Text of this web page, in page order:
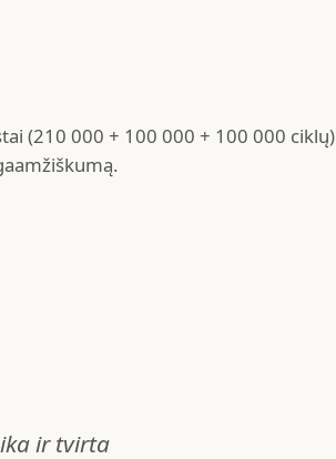
(210 000 + 100 000 + 100 000 ciklų)
ir tvirta